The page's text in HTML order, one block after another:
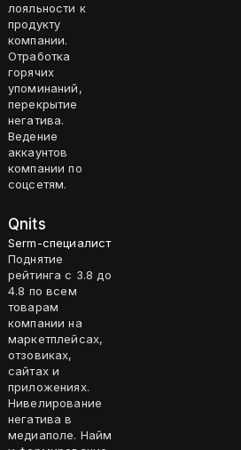
лояльности к
продукту
компании.
Отработка
горячих
упоминаний,
перекрытие
негатива.
Ведение
аккаунтов
компании по
соцсетям.
Qnits
Serm-специалист
Поднятие
рейтинга с 3.8 до
4.8 по всем
товарам
компании на
маркетплейсах,
отзовиках,
сайтах и
приложениях.
Нивелирование
негатива в
медиаполе. Найм